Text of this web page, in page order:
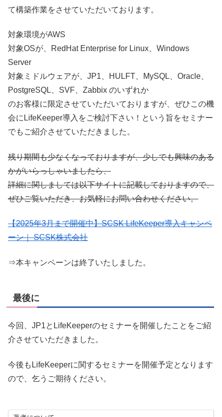
て構築作業をさせていただいております。
対象環境がAWS
対象OSが、RedHat Enterprise for Linux、Windows
Server
対象ミドルウェアが、JP1、HULFT、MySQL、Oracle、
PostgreSQL、SVF、Zabbix のいずれか
のお客様に限定させていただいておりますが、ぜひこの機
会にLifeKeeper導入をご検討下さい！という旨をセミナー
でもご紹介させていただきました。
残り期間も少なくなっておりますが、少しでも興味のある
かがいらっしゃいましたら、
詳細に関しましては以下サイトに記載しておりますので、
ぜひご覧いただき、お気軽にお問い合わせください。
【2025年3月まで開催中】SCSK LifeKeeper導入キャンペ
ーン｜ SCSK株式会社
⇒本キャンペーンは終了いたしました。
最後に
今回、JP1とLifeKeeperのセミナーを開催したことをご紹
介させていただきました。
今後もLifeKeeperに関するセミナーを開催予定となります
ので、乞うご期待ください。